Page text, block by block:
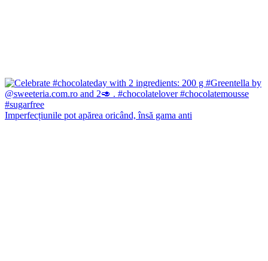
Imperfecțiunile pot apărea oricând, însă gama anti